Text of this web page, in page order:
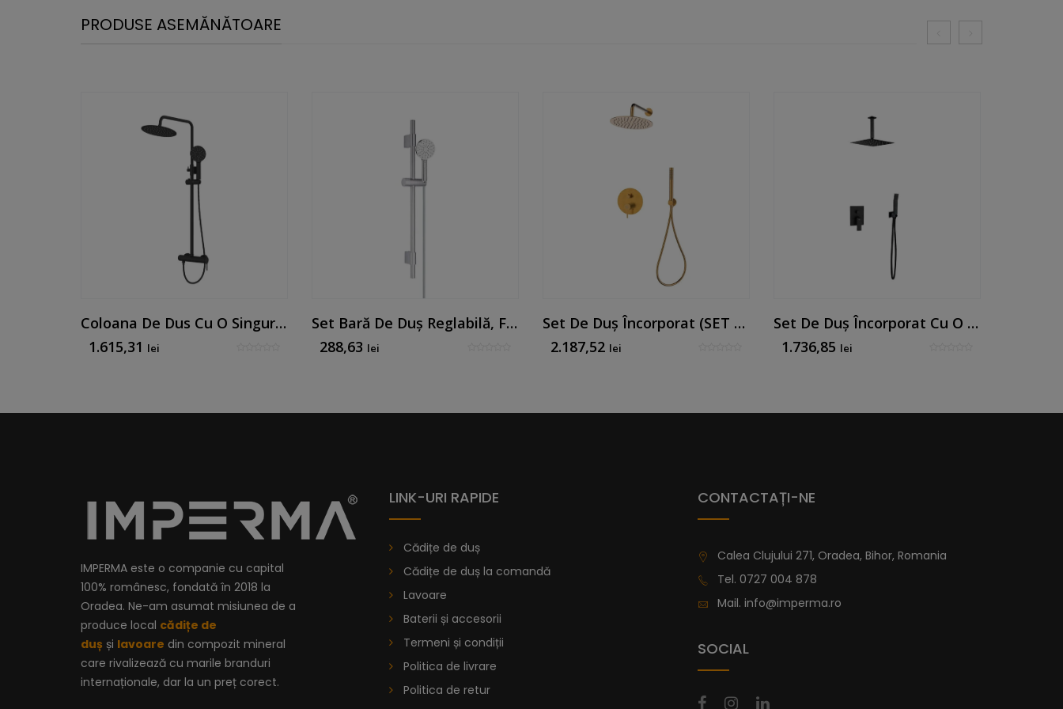
PRODUSE ASEMĂNĂTOARE
Coloana De Dus Cu O Singura Maneta Negru Mat
1.615,31 lei
Set Bară De Duș Reglabilă, Finisaj Cromat
288,63 lei
Set De Duș Încorporat (SET 2) (braț De Perete) Auriu Periat
2.187,52 lei
Set De Duș Încorporat Cu O Singură Pârghie (SET 1) (braț De Tavan) Negru Mat
1.736,85 lei
IMPERMA este o companie cu capital
100% românesc, fondată în 2018 la
Oradea. Ne-am asumat misiunea de a
produce local cădițe de
duș și lavoare din compozit mineral
care rivalizează cu marile branduri
internaționale, dar la un preț corect.
LINK-URI RAPIDE
Cădițe de duș
Cădițe de duș la comandă
Lavoare
Baterii și accesorii
Termeni și condiții
Politica de livrare
Politica de retur
CONTACTAȚI-NE
Calea Clujului 271, Oradea, Bihor, Romania
Tel. 0727 004 878
Mail. info@imperma.ro
SOCIAL